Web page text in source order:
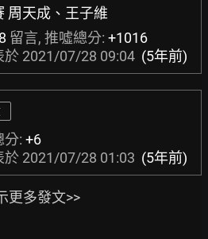
周天成、王子維
留言, 推噓總分: +1016
於 2021/07/28 09:04 (5年前)
分: +6
於 2021/07/28 01:03 (5年前)
更多發文>>